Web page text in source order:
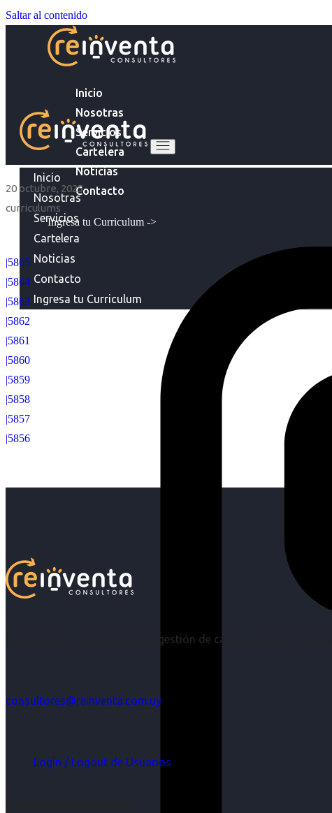
Saltar al contenido
Inicio
Nosotras
Servicios
Cartelera
Noticias
Contacto
Ingresa tu Curriculum ->
Inicio
Nosotras
Servicios
Cartelera
Noticias
Contacto
Ingresa tu Curriculum
20 octubre, 2025
curriculums
|5865
|5864
|5863
|5862
|5861
|5860
|5859
|5858
|5857
|5856
Acompañar a empresas en su gestión de capital humano y
consultores@reinventa.com.uy
Login / Logout de Usuarios